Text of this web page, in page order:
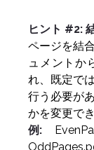
ヒント #2:
ページを結
ュメントか
れ、既定で
行う必要が
かを変更でき
例: